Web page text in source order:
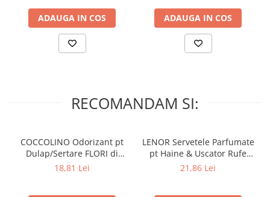
ADAUGA IN COS ADAUGA IN COS
RECOMANDAM SI:
COCCOLINO Odorizant pt
Dulap/Sertare FLORI di
PRIMAVERA 3 buc
18,81 Lei
LENOR Servetele Parfumate
pt Haine & Uscator Rufe
SPRING AWAKENING 34 buc
21,86 Lei